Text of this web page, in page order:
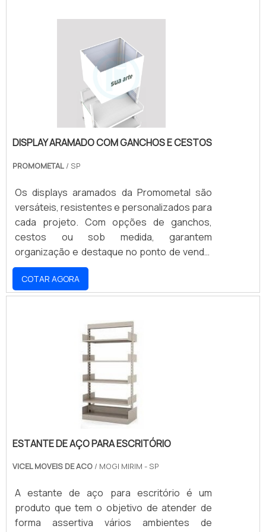
de conveniência, nossos displays otimizam o
espaço e impulsionam as vendas. Solicite um
orçamento e transforme seu PDV com a
DISPLAY ARAMADO COM GANCHOS E CESTOS
PROMOMETAL / SP
Os displays aramados da Promometal são
versáteis, resistentes e personalizados para
cada projeto. Com opções de ganchos,
cestos ou sob medida, garantem
organização e destaque no ponto de venda,
sempre alinhados à identidade visual da sua
marca. Ideais para diversos segmentos do
varejo, oferecem durabilidade e exposição
Desenvolvemos soluções que otimizam seu
espaço e valorizam seus produtos. Solicite
um orçamento e transforme seu PDV com a
COTAR AGORA
ESTANTE DE AÇO PARA ESCRITÓRIO
VICEL MOVEIS DE ACO / MOGI MIRIM - SP
A estante de aço para escritório é um
produto que tem o objetivo de atender de
forma assertiva vários ambientes de